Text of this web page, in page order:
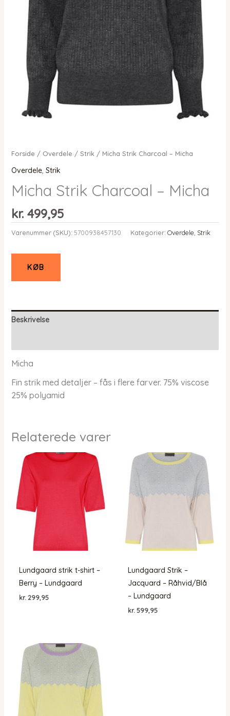
Forside / Overdele / Strik / Micha Strik Charcoal – Micha
Overdele, Strik
Micha Strik Charcoal – Micha
kr.499,95
Varenummer (SKU): 5700938457130 Kategorier: Overdele Strik
KØB
Beskrivelse
Micha
Fin strik med detaljer – fås i flere farver. 75% viscose
25% polyamid
Relaterede varer
Lundgaard strik t-shirt –
Berry – Lundgaard
kr. 299,95
Lundgaard Strik –
Jacquard – Råhvid/Blå
– Lundgaard
kr. 599,95